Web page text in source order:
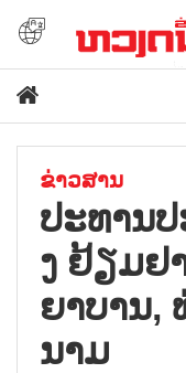
ຂ່າວສານ
ປະ​ທານ
ງ ຢ້ຽມ​ຢ
ຍາ​ບານ,
ນາມ